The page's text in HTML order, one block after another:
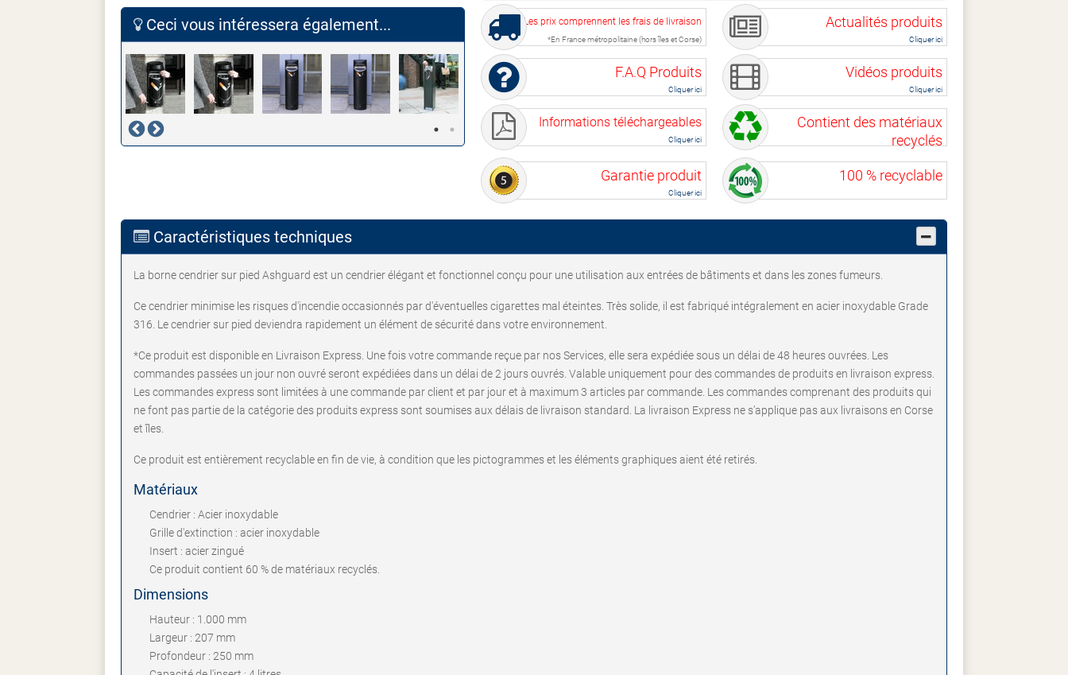
Ceci vous intéressera également... Les prix comprennent les frais de livraison
*En France métropolitaine (hors îles et Corse)
Actualités produits
Cliquer ici
F.A.Q Produits
Cliquer ici
Vidéos produits
Cliquer ici
Informations téléchargeables
Cliquer ici
Contient des matériaux
recyclés
Garantie produit
Cliquer ici
100 % recyclable
Caractéristiques techniques
La borne cendrier sur pied Ashguard est un cendrier élégant et fonctionnel conçu pour une utilisation aux entrées de bâtiments et dans les zones fumeurs.
Ce cendrier minimise les risques d'incendie occasionnés par d'éventuelles cigarettes mal éteintes. Très solide, il est fabriqué intégralement en acier inoxydable Grade
316. Le cendrier sur pied deviendra rapidement un élément de sécurité dans votre environnement.
*Ce produit est disponible en Livraison Express. Une fois votre commande reçue par nos Services, elle sera expédiée sous un délai de 48 heures ouvrées. Les
commandes passées un jour non ouvré seront expédiées dans un délai de 2 jours ouvrés. Valable uniquement pour des commandes de produits en livraison express.
Les commandes express sont limitées à une commande par client et par jour et à maximum 3 articles par commande. Les commandes comprenant des produits qui
ne font pas partie de la catégorie des produits express sont soumises aux délais de livraison standard. La livraison Express ne s’applique pas aux livraisons en Corse
et îles.
Ce produit est entièrement recyclable en fin de vie, à condition que les pictogrammes et les éléments graphiques aient été retirés.
Matériaux
Cendrier : Acier inoxydable
Grille d'extinction : acier inoxydable
Insert : acier zingué
Ce produit contient 60 % de matériaux recyclés.
Dimensions
Hauteur : 1.000 mm
Largeur : 207 mm
Profondeur : 250 mm